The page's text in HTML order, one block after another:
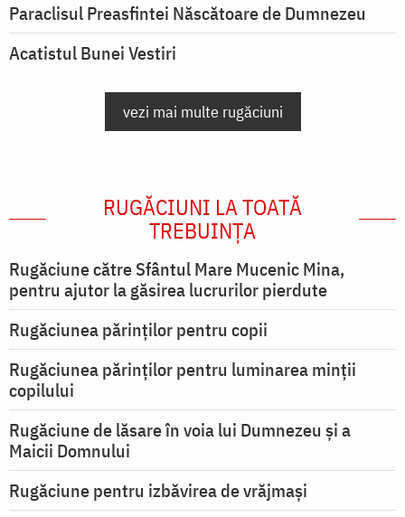
Paraclisul Preasfintei Născătoare de Dumnezeu
Acatistul Bunei Vestiri
vezi mai multe rugăciuni
RUGĂCIUNI LA TOATĂ
TREBUINȚA
Rugăciune către Sfântul Mare Mucenic Mina,
pentru ajutor la găsirea lucrurilor pierdute
Rugăciunea părinților pentru copii
Rugăciunea părinților pentru luminarea minţii
copilului
Rugăciune de lăsare în voia lui Dumnezeu şi a
Maicii Domnului
Rugăciune pentru izbăvirea de vrăjmași